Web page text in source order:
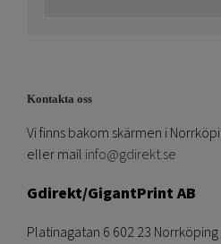
Kontakta oss
Vi finns bakom skärmen i
eller mail info@gdirekt.se
Gdirekt/GigantPrint AB
Platinagatan 6 602 23